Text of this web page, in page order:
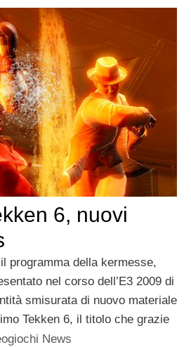
6, nuovi
programma della kermesse,
nel corso dell’E3 2009 di
smisurata di nuovo materiale
Tekken 6, il titolo che grazie
News